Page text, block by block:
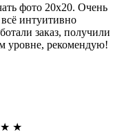
фото 20х20. Очень
интуитивно
заказ, получили
уровне, рекомендую!
★ ★